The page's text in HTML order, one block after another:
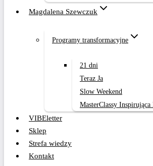
Magdalena Szewczuk
Programy transformacyjne
21 dni
Teraz Ja
Slow Weekend
MasterClassy Inspirująca
VIBEletter
Sklep
Strefa wiedzy
Kontakt